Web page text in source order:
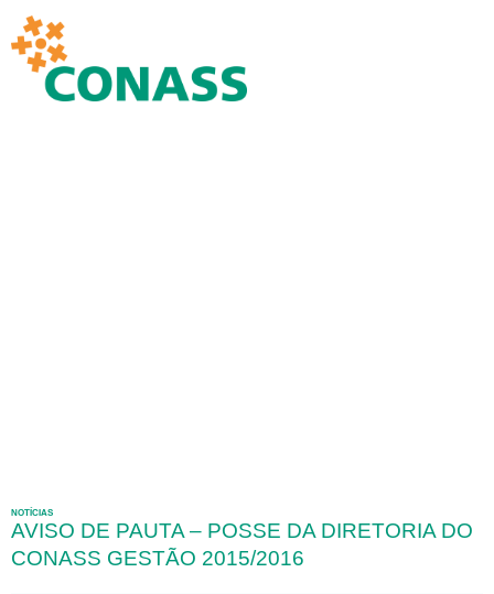
NOTÍCIAS
AVISO DE PAUTA – POSSE DA DIRETORIA DO
CONASS GESTÃO 2015/2016